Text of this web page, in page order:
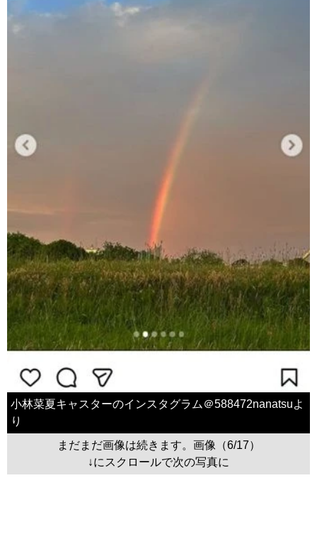
小林菜夏キャスターのインスタグラム＠588472nanatsuよ
り
まだまだ画像は続きます。画像（6/17）
↓にスクロールで次の写真に